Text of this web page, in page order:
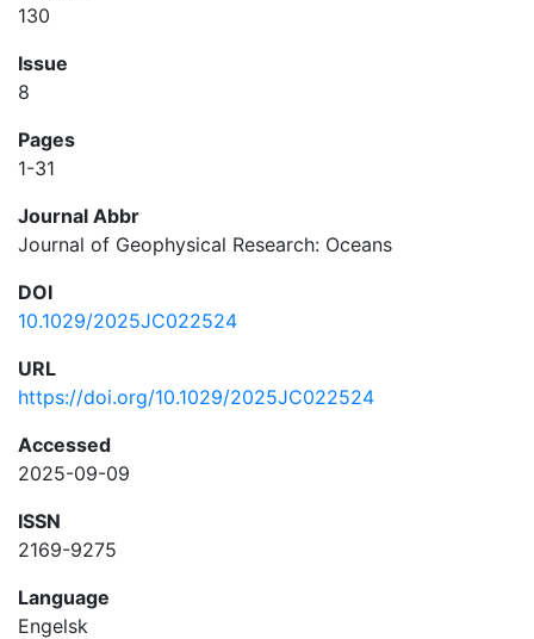
130
Issue
8
Pages
1-31
Journal Abbr
Journal of Geophysical Research: Oceans
DOI
10.1029/2025JC022524
URL
https://doi.org/10.1029/2025JC022524
Accessed
2025-09-09
ISSN
2169-9275
Language
Engelsk